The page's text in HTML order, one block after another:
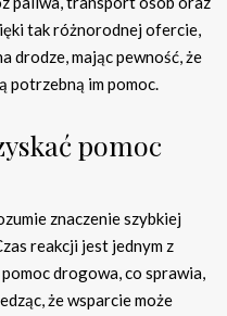
tak różnorodnej ofercie,
drodze, mając pewność, że
potrzebną im pomoc.
pomoc
znaczenie szybkiej
reakcji jest jednym z
drogowa, co sprawia,
że wsparcie może